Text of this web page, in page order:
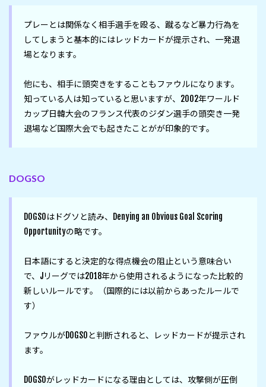
プレーとは関係なく相手選手を殴る、蹴るなど暴力行為を
してしまうと基本的にはレッドカードが提示され、一発退
場となります。
他にも、相手に頭突きをすることもファウルになります。
知っている人は知っていると思いますが、2002年ワールド
カップ日韓大会のフランス代表のジダン選手の頭突き一発
退場など国際大会でも起きたことがが印象的です。
DOGSO
DOGSOはドグソと読み、Denying an Obvious Goal Scoring
Opportunityの略です。
日本語にすると決定的な得点機会の阻止という意味合い
で、Jリーグでは2018年から使用されるようになった比較的
新しいルールです。（国際的には以前からあったルールで
す）
ファウルがDOGSOと判断されると、レッドカードが提示され
ます。
DOGSOがレッドカードになる理由としては、攻撃側が圧倒